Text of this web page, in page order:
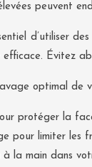
peuvent
d’utiliser
Évitez
optimal de
protéger la
pour limiter les
la main dans